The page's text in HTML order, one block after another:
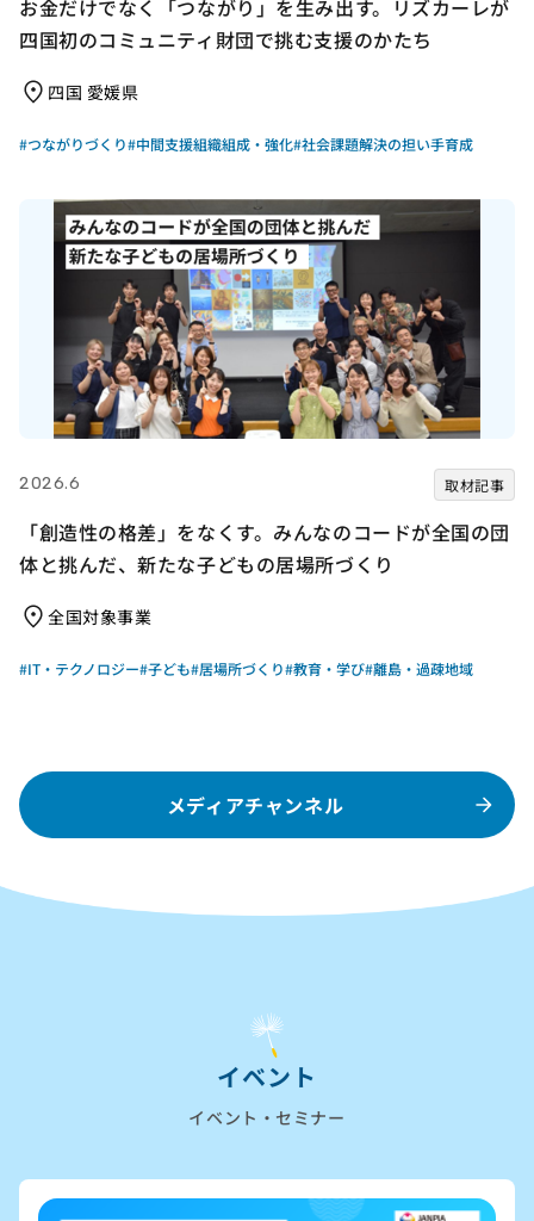
お金だけでなく「つながり」を生み出す。リズカーレが
四国初のコミュニティ財団で挑む支援のかたち
四国 愛媛県
#つながりづくり#中間支援組織組成・強化#社会課題解決の担い手育成
2026.6 取材記事
「創造性の格差」をなくす。みんなのコードが全国の団
体と挑んだ、新たな子どもの居場所づくり
全国対象事業
#IT・テクノロジー#子ども#居場所づくり#教育・学び#離島・過疎地域
メディアチャンネル
イベント
イベント・セミナー